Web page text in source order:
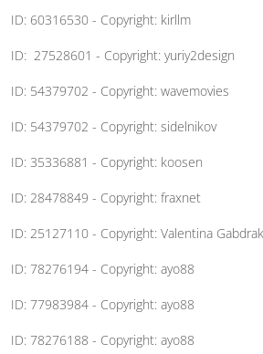
ID: 60316530 - Copyright: kirllm
ID: 27528601 - Copyright: yuriy2design
ID: 54379702 - Copyright: wavemovies
ID: 54379702 - Copyright: sidelnikov
ID: 35336881 - Copyright: koosen
ID: 28478849 - Copyright: fraxnet
ID: 25127110 - Copyright: Valentina
ID: 78276194 - Copyright: ayo88
ID: 77983984 - Copyright: ayo88
ID: 78276188 - Copyright: ayo88